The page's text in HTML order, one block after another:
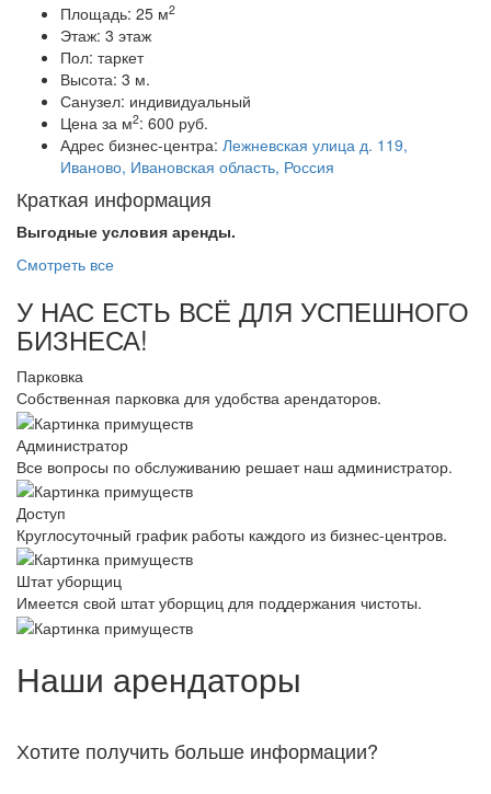
Площадь: 25 м2
Этаж: 3 этаж
Пол: таркет
Высота: 3 м.
Санузел: индивидуальный
Цена за м2: 600 руб.
Адрес бизнес-центра: Лежневская улица д. 119,
Иваново, Ивановская область, Россия
Краткая информация
Выгодные условия аренды.
Смотреть все
У НАС ЕСТЬ ВСЁ ДЛЯ УСПЕШНОГО
БИЗНЕСА!
Парковка
Собственная парковка для удобства арендаторов.
Администратор
Все вопросы по обслуживанию решает наш администратор.
Доступ
Круглосуточный график работы каждого из бизнес-центров.
Штат уборщиц
Имеется свой штат уборщиц для поддержания чистоты.
Наши арендаторы
Хотите получить больше информации?